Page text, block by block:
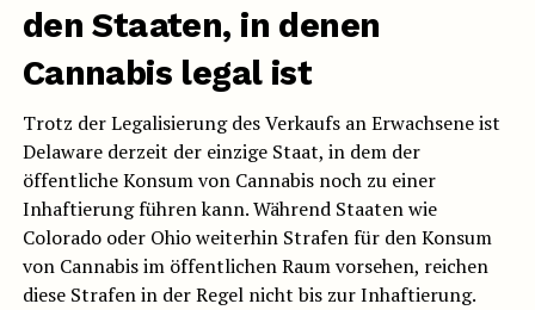
den Staaten, in denen
Cannabis legal ist
Trotz der Legalisierung des Verkaufs an Erwachsene ist
Delaware derzeit der einzige Staat, in dem der
öffentliche Konsum von Cannabis noch zu einer
Inhaftierung führen kann. Während Staaten wie
Colorado oder Ohio weiterhin Strafen für den Konsum
von Cannabis im öffentlichen Raum vorsehen, reichen
diese Strafen in der Regel nicht bis zur Inhaftierung.